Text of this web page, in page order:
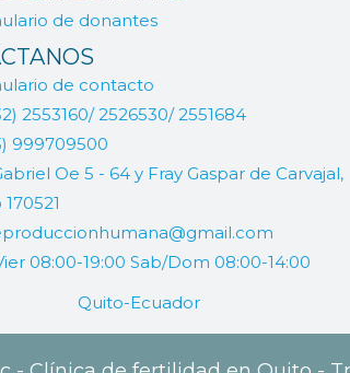
de donantes
de contacto
2553160/ 2526530/ 2551684
999709500
Oe 5 - 64 y Fray Gaspar de Carvajal,
08:00-19:00 Sab/Dom 08:00-14:00
Quito-Ecuador